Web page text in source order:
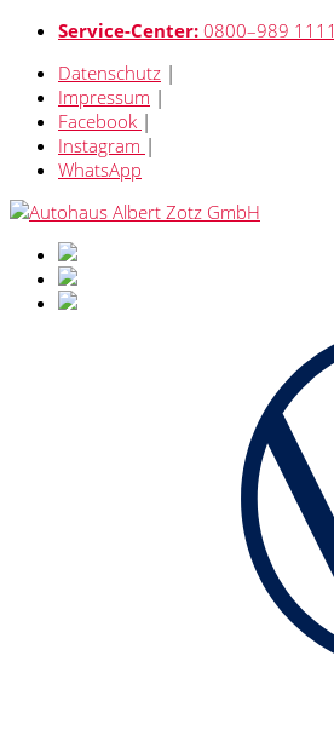
Service-Center: 0800–989 1111
Datenschutz |
Impressum |
Facebook |
Instagram |
WhatsApp